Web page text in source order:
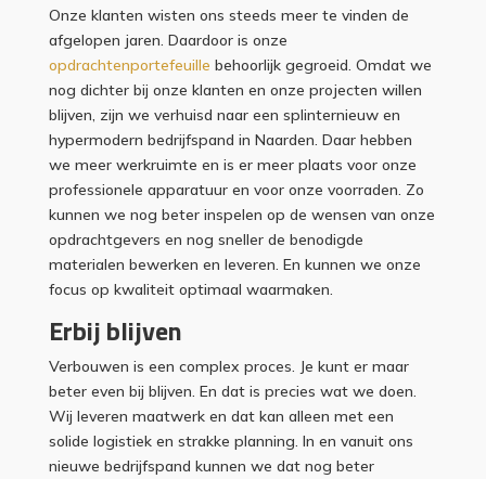
Onze klanten wisten ons steeds meer te vinden de
afgelopen jaren. Daardoor is onze
opdrachtenportefeuille behoorlijk gegroeid. Omdat we
nog dichter bij onze klanten en onze projecten willen
blijven, zijn we verhuisd naar een splinternieuw en
hypermodern bedrijfspand in Naarden. Daar hebben
we meer werkruimte en is er meer plaats voor onze
professionele apparatuur en voor onze voorraden. Zo
kunnen we nog beter inspelen op de wensen van onze
opdrachtgevers en nog sneller de benodigde
materialen bewerken en leveren. En kunnen we onze
focus op kwaliteit optimaal waarmaken.
Erbij blijven
Verbouwen is een complex proces. Je kunt er maar
beter even bij blijven. En dat is precies wat we doen.
Wij leveren maatwerk en dat kan alleen met een
solide logistiek en strakke planning. In en vanuit ons
nieuwe bedrijfspand kunnen we dat nog beter